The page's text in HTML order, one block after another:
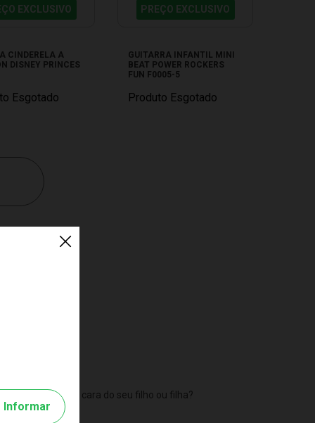
Informar
EXCLUSIVO
CINDERELA A
DISNEY PRINCES
Esgotado
PREÇO EXCLUSIVO
GUITARRA INFANTIL MINI
BEAT POWER ROCKERS
FUN F0005-5
Produto Esgotado
bateria.
Qual desses é a cara do seu filho ou filha?